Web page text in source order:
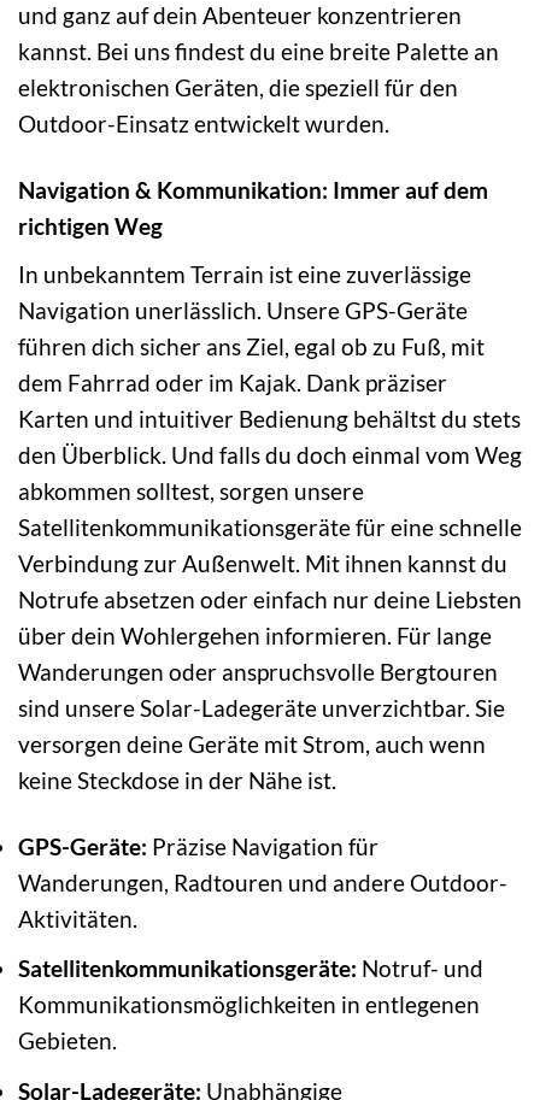
und ganz auf dein Abenteuer konzentrieren
kannst. Bei uns findest du eine breite Palette an
elektronischen Geräten, die speziell für den
Outdoor-Einsatz entwickelt wurden.
Navigation & Kommunikation: Immer auf dem
richtigen Weg
In unbekanntem Terrain ist eine zuverlässige
Navigation unerlässlich. Unsere GPS-Geräte
führen dich sicher ans Ziel, egal ob zu Fuß, mit
dem Fahrrad oder im Kajak. Dank präziser
Karten und intuitiver Bedienung behältst du stets
den Überblick. Und falls du doch einmal vom Weg
abkommen solltest, sorgen unsere
Satellitenkommunikationsgeräte für eine schnelle
Verbindung zur Außenwelt. Mit ihnen kannst du
Notrufe absetzen oder einfach nur deine Liebsten
über dein Wohlergehen informieren. Für lange
Wanderungen oder anspruchsvolle Bergtouren
sind unsere Solar-Ladegeräte unverzichtbar. Sie
versorgen deine Geräte mit Strom, auch wenn
keine Steckdose in der Nähe ist.
GPS-Geräte: Präzise Navigation für
Wanderungen, Radtouren und andere Outdoor-
Aktivitäten.
Satellitenkommunikationsgeräte: Notruf- und
Kommunikationsmöglichkeiten in entlegenen
Gebieten.
Solar-Ladegeräte: Unabhängige